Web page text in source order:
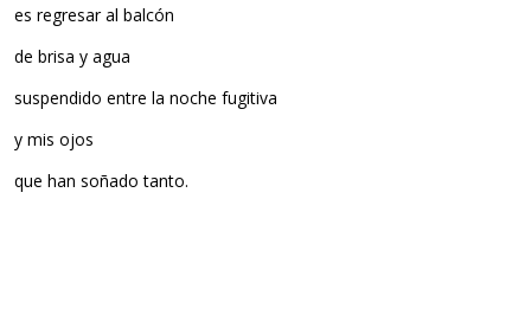
es regresar al balcón
de brisa y agua
suspendido entre la noche fugitiva
y mis ojos
que han soñado tanto.